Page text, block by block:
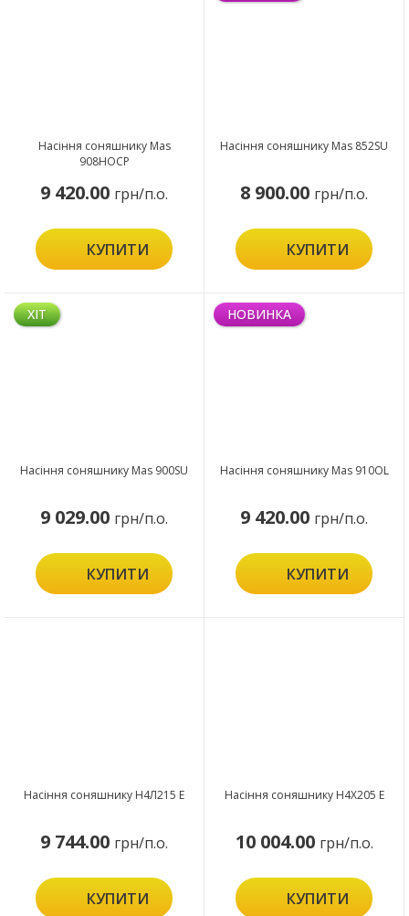
Насіння соняшнику Mas
908HOCP
9 420.00 грн/п.о.
КУПИТИ
Насіння соняшнику Mas 852SU
8 900.00 грн/п.о.
КУПИТИ
ХІТ
Насіння соняшнику Mas 900SU
9 029.00 грн/п.о.
КУПИТИ
НОВИНКА
Насіння соняшнику Mas 910OL
9 420.00 грн/п.о.
КУПИТИ
Насіння соняшнику Н4Л215 Е
9 744.00 грн/п.о.
КУПИТИ
Насіння соняшнику Н4Х205 Е
10 004.00 грн/п.о.
КУПИТИ